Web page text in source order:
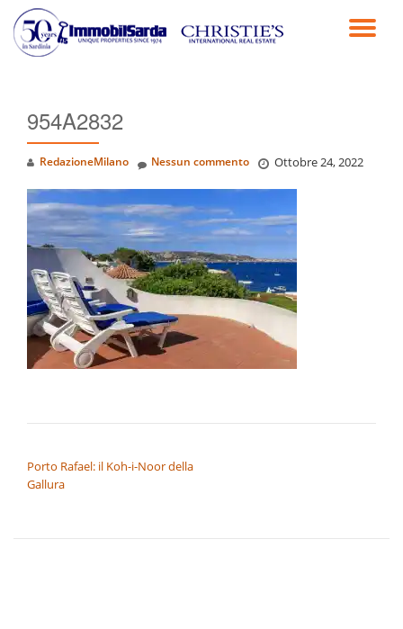
Passa
954A2832
RedazioneMilano Ottobre 24, 2022
Nessun commento
Porto Rafael: il Koh-i-Noor della
Gallura